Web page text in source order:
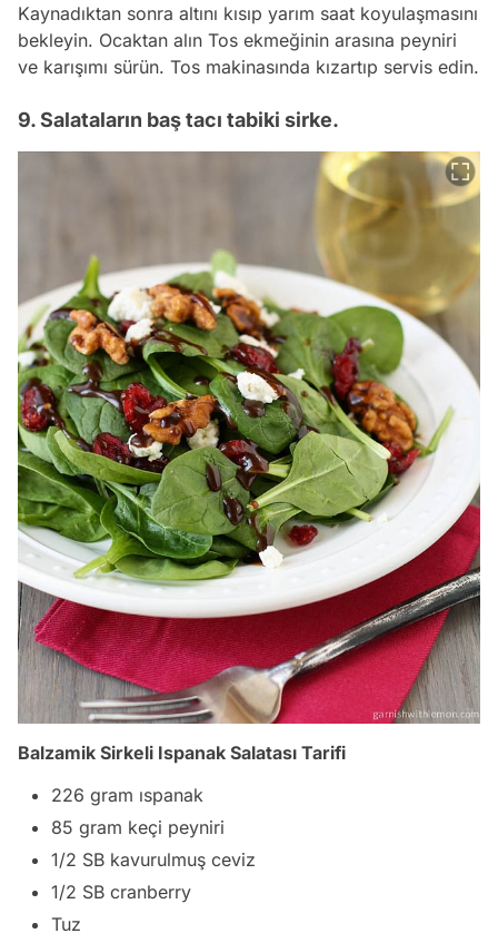
Kaynadıktan sonra altını kısıp yarım saat koyulaşmasını
bekleyin. Ocaktan alın Tos ekmeğinin arasına peyniri
ve karışımı sürün. Tos makinasında kızartıp servis edin.
9. Salataların baş tacı tabiki sirke.
Balzamik Sirkeli Ispanak Salatası Tarifi
226 gram ıspanak
85 gram keçi peyniri
1/2 SB kavurulmuş ceviz
1/2 SB cranberry
Tuz